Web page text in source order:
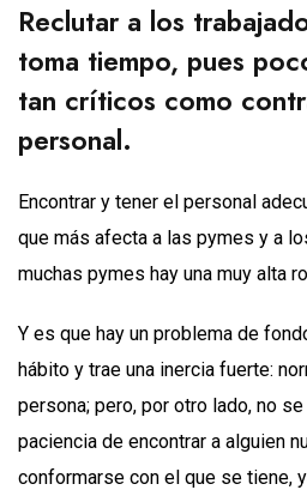
Reclutar a los
toma tiempo, pues
tan críticos como
personal.
Encontrar y tener el personal
que más afecta a las pymes y a
muchas pymes hay una muy alta
Y es que hay un problema de
hábito y trae una inercia fuerte:
persona; pero, por otro lado, no
paciencia de encontrar a alguien
conformarse con el que se tiene,